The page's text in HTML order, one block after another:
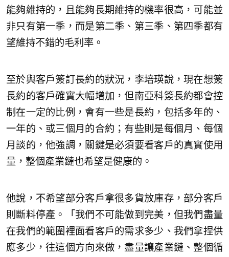
能夠維持的，且能夠長期維持的機率很高，可能並
非只有第一季，而是第二季、第三季、第四季都有
望維持不錯的毛利率。
至於與客戶簽訂長約的狀況，李培瑛說，現在想簽
長約的客戶確實大幅增加，但南亞科簽長約都會控
制在一定的比例，會有一些是長約，包括多年的、
一年的、或三個月的合約；有些則是每個月、每個
月談的，他強調，關鍵是必須要看客戶的真實使用
量，整個產業鏈也希望是健康的。
他說，不希望部分客戶拿很多貨放庫存，部分客戶
則斷料停產。「我們不可能做到完美，但我們盡量
在我們的範圍裡面看客戶的需求多少、我們拿捏供
應多少，往這個方向來做，盡量讓產業鏈、整個循